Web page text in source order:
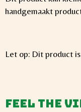
handgemaakt
Let op: Dit product
Feel the